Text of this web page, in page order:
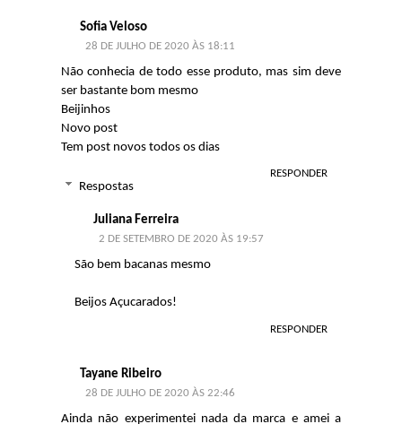
Sofia Veloso
28 DE JULHO DE 2020 ÀS 18:11
Não conhecia de todo esse produto, mas sim deve
ser bastante bom mesmo
Beijinhos
Novo post
Tem post novos todos os dias
RESPONDER
Respostas
Juliana Ferreira
2 DE SETEMBRO DE 2020 ÀS 19:57
São bem bacanas mesmo
Beijos Açucarados!
RESPONDER
Tayane Ribeiro
28 DE JULHO DE 2020 ÀS 22:46
Ainda não experimentei nada da marca e amei a